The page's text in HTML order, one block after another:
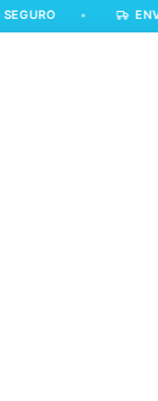
• ENVÍOS A